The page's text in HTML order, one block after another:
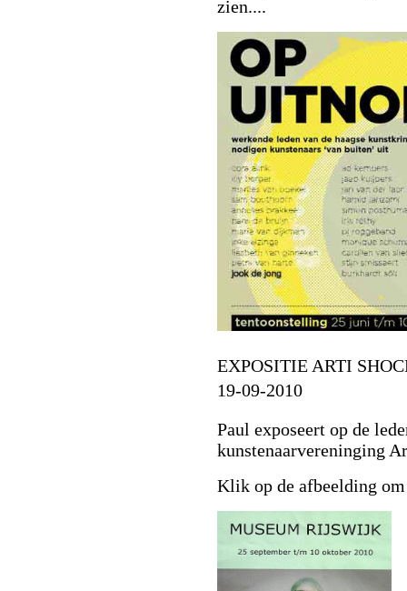
zien....
EXPOSITIE ARTI
19-09-2010
Paul exposeert op de
kunstenaarvereninging
Klik op de afbeelding